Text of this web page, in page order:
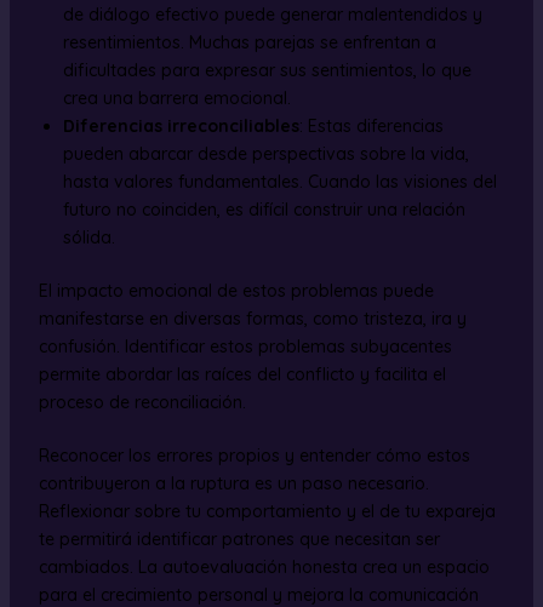
de diálogo efectivo puede generar malentendidos y
resentimientos. Muchas parejas se enfrentan a
dificultades para expresar sus sentimientos, lo que
crea una barrera emocional.
Diferencias irreconciliables: Estas diferencias
pueden abarcar desde perspectivas sobre la vida,
hasta valores fundamentales. Cuando las visiones del
futuro no coinciden, es difícil construir una relación
sólida.
El impacto emocional de estos problemas puede
manifestarse en diversas formas, como tristeza, ira y
confusión. Identificar estos problemas subyacentes
permite abordar las raíces del conflicto y facilita el
proceso de reconciliación.
Reconocer los errores propios y entender cómo estos
contribuyeron a la ruptura es un paso necesario.
Reflexionar sobre tu comportamiento y el de tu expareja
te permitirá identificar patrones que necesitan ser
cambiados. La autoevaluación honesta crea un espacio
para el crecimiento personal y mejora la comunicación